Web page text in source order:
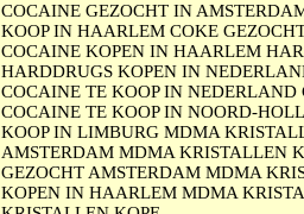
COCAINE GEZOCHT IN
KOOP IN HAARLEM COKE
COCAINE KOPEN IN HAARLEM
HARDDRUGS KOPEN IN
COCAINE TE KOOP IN
COCAINE TE KOOP IN NOORD-
KOOP IN LIMBURG MDMA
AMSTERDAM MDMA KRISTALLEN
GEZOCHT AMSTERDAM MDMA
KOPEN IN HAARLEM MDMA